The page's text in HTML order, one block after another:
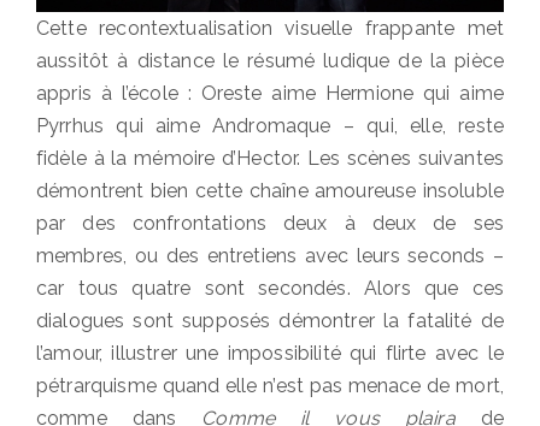
Cette recontextualisation visuelle frappante met
aussitôt à distance le résumé ludique de la pièce
appris à l’école : Oreste aime Hermione qui aime
Pyrrhus qui aime Andromaque – qui, elle, reste
fidèle à la mémoire d’Hector. Les scènes suivantes
démontrent bien cette chaîne amoureuse insoluble
par des confrontations deux à deux de ses
membres, ou des entretiens avec leurs seconds –
car tous quatre sont secondés. Alors que ces
dialogues sont supposés démontrer la fatalité de
l’amour, illustrer une impossibilité qui flirte avec le
pétrarquisme quand elle n’est pas menace de mort,
comme dans Comme il vous plairade